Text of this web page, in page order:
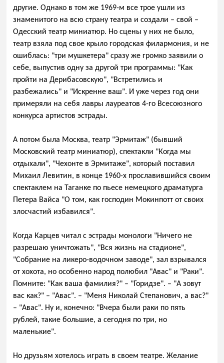
другие. Однако в том же 1969-м все трое ушли из
знаменитого на всю страну театра и создали – свой –
Одесский театр миниатюр. Но сцены у них не было,
театр взяла под свое крыло городская филармония, и не
ошиблась: "три мушкетера" сразу же громко заявили о
себе, выпустив одну за другой три программы: "Как
пройти на Дерибасовскую", "Встретились и
разбежались" и "Искренне ваш". И уже через год они
примеряли на себя лавры лауреатов 4-го Всесоюзного
конкурса артистов эстрады.
А потом была Москва, театр "Эрмитаж" (бывший
Московский театр миниатюр), спектакли "Когда мы
отдыхали", "Чехонте в Эрмитаже", который поставил
Михаил Левитин, в конце 1960-х прославившийся своим
спектаклем на Таганке по пьесе немецкого драматурга
Петера Вайса "О том, как господин Мокинпотт от своих
злосчастий избавился".
Когда Карцев читал с эстрады монологи "Ничего не
разрешаю уничтожать", "Вся жизнь на стадионе",
"Собрание на ликеро-водочном заводе", зал взрывался
от хохота, но особенно народ полюбил "Авас" и "Раки".
Помните: "Как ваша фамилия?" – "Горидзе". – "А зовут
вас как?" – "Авас". – "Меня Николай Степанович, а вас?"
– "Авас". Ну и, конечно: "Вчера были раки по пять
рублей, такие большие, а сегодня по три, но
маленькие".
Но друзьям хотелось играть в своем театре. Желание